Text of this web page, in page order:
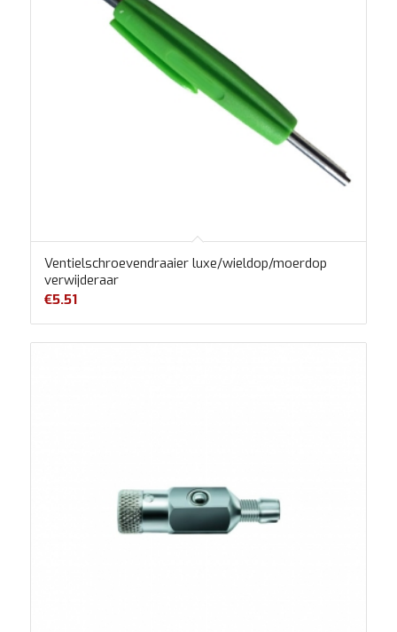
Ventielschroevendraaier luxe/wieldop/moerdop
verwijderaar
€5.51